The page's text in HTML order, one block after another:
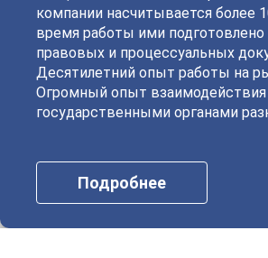
компании насчитывается более
время работы ими подготовлено
правовых и процессуальных
Десятилетний опыт работы на
Огромный опыт взаимодействия
государственными органами
Подробнее